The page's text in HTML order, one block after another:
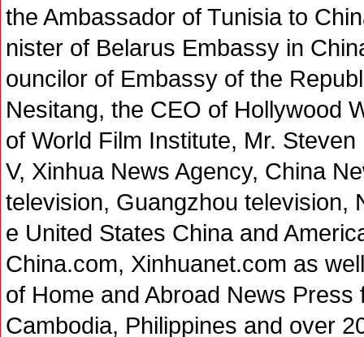
the Ambassador of Tunisia to
nister of Belarus Embassy in
ouncilor of Embassy of the
Nesitang, the CEO of Hollywood
of World Film Institute, Mr.
V, Xinhua News Agency, China
television, Guangzhou television,
e United States China and
China.com, Xinhuanet.com as
of Home and Abroad News
Cambodia, Philippines and over